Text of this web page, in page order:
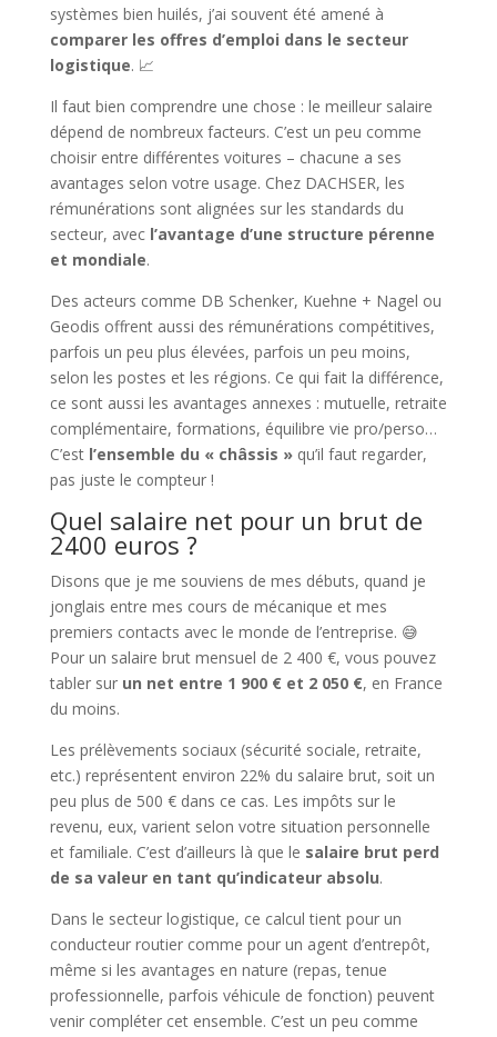
systèmes bien huilés, j’ai souvent été amené à
comparer les offres d’emploi dans le secteur
logistique. 📈
Il faut bien comprendre une chose : le meilleur salaire
dépend de nombreux facteurs. C’est un peu comme
choisir entre différentes voitures – chacune a ses
avantages selon votre usage. Chez DACHSER, les
rémunérations sont alignées sur les standards du
secteur, avec l’avantage d’une structure pérenne
et mondiale.
Des acteurs comme DB Schenker, Kuehne + Nagel ou
Geodis offrent aussi des rémunérations compétitives,
parfois un peu plus élevées, parfois un peu moins,
selon les postes et les régions. Ce qui fait la différence,
ce sont aussi les avantages annexes : mutuelle, retraite
complémentaire, formations, équilibre vie pro/perso…
C’est l’ensemble du « châssis »qu’il faut regarder,
pas juste le compteur !
Quel salaire net pour un brut de
2400 euros ?
Disons que je me souviens de mes débuts, quand je
jonglais entre mes cours de mécanique et mes
premiers contacts avec le monde de l’entreprise. 😅
Pour un salaire brut mensuel de 2 400 €, vous pouvez
tabler sur un net entre 1 900 € et 2 050 €, en France
du moins.
Les prélèvements sociaux (sécurité sociale, retraite,
etc.) représentent environ 22% du salaire brut, soit un
peu plus de 500 € dans ce cas. Les impôts sur le
revenu, eux, varient selon votre situation personnelle
et familiale. C’est d’ailleurs là que le salaire brut perd
de sa valeur en tant qu’indicateur absolu.
Dans le secteur logistique, ce calcul tient pour un
conducteur routier comme pour un agent d’entrepôt,
même si les avantages en nature (repas, tenue
professionnelle, parfois véhicule de fonction) peuvent
venir compléter cet ensemble. C’est un peu comme